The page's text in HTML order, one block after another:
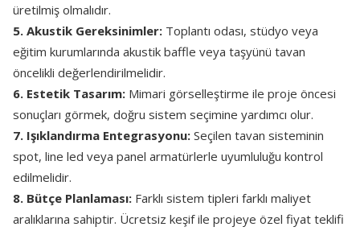
üretilmiş olmalıdır.
5. Akustik Gereksinimler: Toplantı odası, stüdyo veya
eğitim kurumlarında akustik baffle veya taşyünü tavan
öncelikli değerlendirilmelidir.
6. Estetik Tasarım: Mimari görselleştirme ile proje öncesi
sonuçları görmek, doğru sistem seçimine yardımcı olur.
7. Işıklandırma Entegrasyonu: Seçilen tavan sisteminin
spot, line led veya panel armatürlerle uyumluluğu kontrol
edilmelidir.
8. Bütçe Planlaması: Farklı sistem tipleri farklı maliyet
aralıklarına sahiptir. Ücretsiz keşif ile projeye özel fiyat teklifi